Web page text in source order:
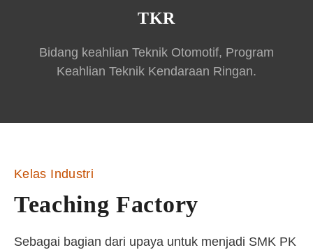
TKR
Bidang keahlian Teknik Otomotif, Program
Keahlian Teknik Kendaraan Ringan.
Kelas Industri
Teaching Factory
Sebagai bagian dari upaya untuk menjadi SMK PK